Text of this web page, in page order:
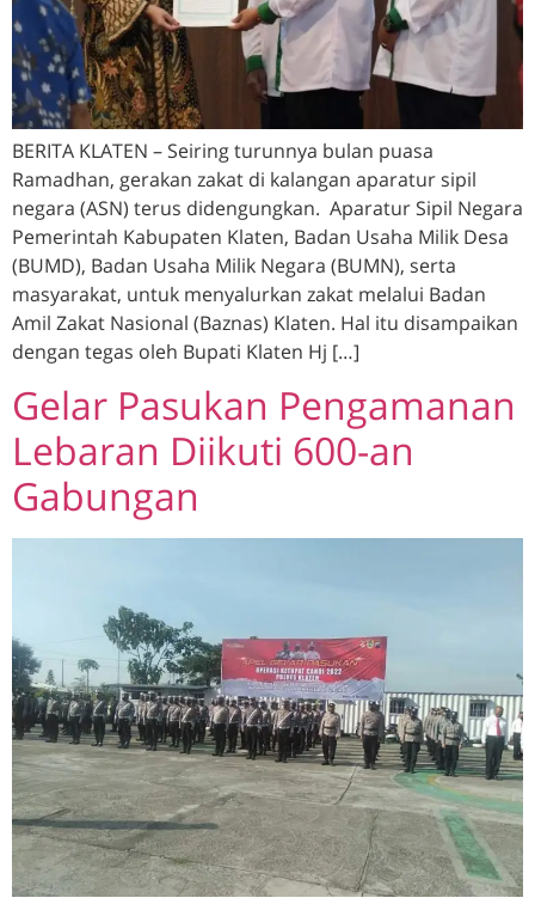
BERITA KLATEN – Seiring turunnya bulan puasa
Ramadhan, gerakan zakat di kalangan aparatur sipil
negara (ASN) terus didengungkan. Aparatur Sipil Negara
Pemerintah Kabupaten Klaten, Badan Usaha Milik Desa
(BUMD), Badan Usaha Milik Negara (BUMN), serta
masyarakat, untuk menyalurkan zakat melalui Badan
Amil Zakat Nasional (Baznas) Klaten. Hal itu disampaikan
dengan tegas oleh Bupati Klaten Hj […]
Gelar Pasukan Pengamanan
Lebaran Diikuti 600-an
Gabungan